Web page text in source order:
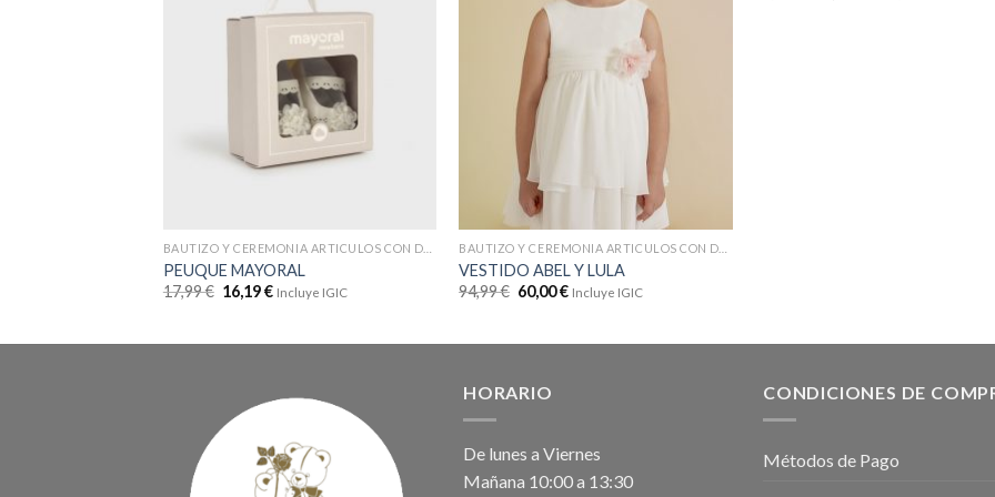
BAUTIZO Y CEREMONIA ARTICULOS CON DTOS
PEUQUE MAYORAL
17,99€ 16,19€ Incluye IGIC
BAUTIZO Y CEREMONIA ARTICULOS CON DTOS
VESTIDO ABEL Y LULA
94,99€ 60,00€ Incluye IGIC
HORARIO
De lunes a Viernes
Mañana 10:00 a 13:30
CONDICIONES DE
Métodos de Pago